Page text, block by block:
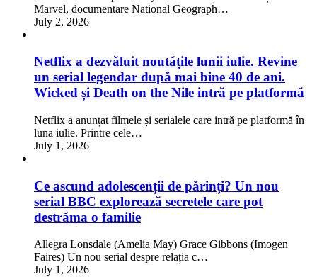
Marvel, documentare National Geograph…
July 2, 2026
Netflix a dezvăluit noutățile lunii iulie. Revine
un serial legendar după mai bine 40 de ani.
Wicked și Death on the Nile intră pe platformă
Netflix a anunțat filmele și serialele care intră pe platformă în
luna iulie. Printre cele…
July 1, 2026
Ce ascund adolescenții de părinți? Un nou
serial BBC explorează secretele care pot
destrăma o familie
Allegra Lonsdale (Amelia May) Grace Gibbons (Imogen
Faires) Un nou serial despre relația c…
July 1, 2026